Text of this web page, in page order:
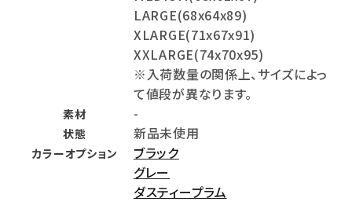
LARGE(68x64x89)
XLARGE(71x67x91)
XXLARGE(74x70x95)
※入荷数量の関係上、サイズによっ
て値段が異なります。
素材 -
状態 新品未使用
カラーオプション
ブラック
グレー
ダスティープラム